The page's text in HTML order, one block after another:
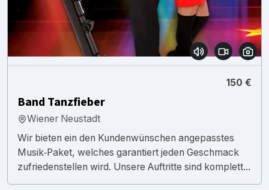
150 €
Band Tanzfieber
Wiener Neustadt
Wir bieten ein den Kundenwünschen angepasstes
Musik‑Paket, welches garantiert jeden Geschmack
zufriedenstellen wird. Unsere Auftritte sind komplett...